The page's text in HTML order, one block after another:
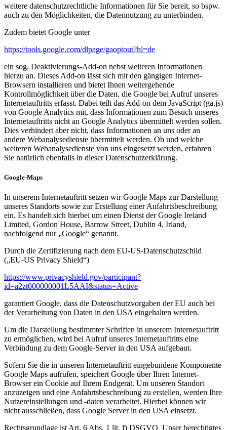
weitere datenschutzrechtliche Informationen für Sie bereit, so bspw.
auch zu den Möglichkeiten, die Datennutzung zu unterbinden.
Zudem bietet Google unter
https://tools.google.com/dlpage/gaoptout?hl=de
ein sog. Deaktivierungs-Add-on nebst weiteren Informationen
hierzu an. Dieses Add-on lässt sich mit den gängigen Internet-
Browsern installieren und bietet Ihnen weitergehende
Kontrollmöglichkeit über die Daten, die Google bei Aufruf unseres
Internetauftritts erfasst. Dabei teilt das Add-on dem JavaScript (ga.js)
von Google Analytics mit, dass Informationen zum Besuch unseres
Internetauftritts nicht an Google Analytics übermittelt werden sollen.
Dies verhindert aber nicht, dass Informationen an uns oder an
andere Webanalysedienste übermittelt werden. Ob und welche
weiteren Webanalysedienste von uns eingesetzt werden, erfahren
Sie natürlich ebenfalls in dieser Datenschutzerklärung.
Google-Maps
In unserem Internetauftritt setzen wir Google Maps zur Darstellung
unseres Standorts sowie zur Erstellung einer Anfahrtsbeschreibung
ein. Es handelt sich hierbei um einen Dienst der Google Ireland
Limited, Gordon House, Barrow Street, Dublin 4, Irland,
nachfolgend nur „Google“ genannt.
Durch die Zertifizierung nach dem EU-US-Datenschutzschild
(„EU-US Privacy Shield“)
https://www.privacyshield.gov/participant?
id=a2zt000000001L5AAI&status=Active
garantiert Google, dass die Datenschutzvorgaben der EU auch bei
der Verarbeitung von Daten in den USA eingehalten werden.
Um die Darstellung bestimmter Schriften in unserem Internetauftritt
zu ermöglichen, wird bei Aufruf unseres Internetauftritts eine
Verbindung zu dem Google-Server in den USA aufgebaut.
Sofern Sie die in unseren Internetauftritt eingebundene Komponente
Google Maps aufrufen, speichert Google über Ihren Internet-
Browser ein Cookie auf Ihrem Endgerät. Um unseren Standort
anzuzeigen und eine Anfahrtsbeschreibung zu erstellen, werden Ihre
Nutzereinstellungen und -daten verarbeitet. Hierbei können wir
nicht ausschließen, dass Google Server in den USA einsetzt.
Rechtsgrundlage ist Art. 6 Abs. 1 lit. f) DSGVO. Unser berechtigtes